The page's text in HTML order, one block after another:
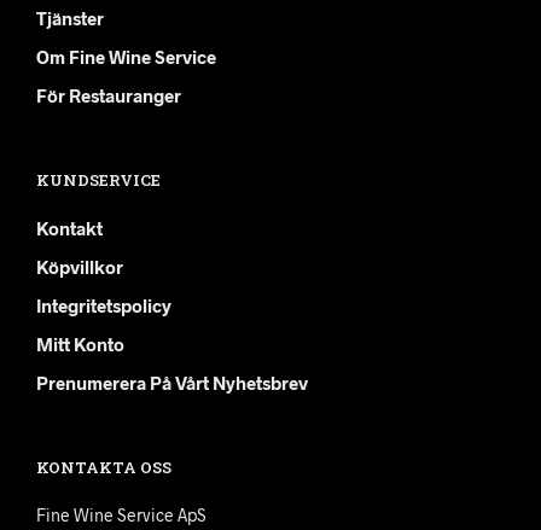
Tjänster
Om Fine Wine Service
För Restauranger
KUNDSERVICE
Kontakt
Köpvillkor
Integritetspolicy
Mitt Konto
Prenumerera På Vårt Nyhetsbrev
KONTAKTA OSS
Fine Wine Service ApS